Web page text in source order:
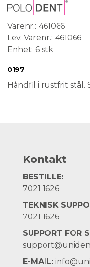
Varenr. 461066
Lev. Varenr. 461066
Enhet 6 stk
Medical Device
0197
Håndfil i rustfrit stål.
Kontakt
BESTILLE:
7021 1626
TEKNISK
7021 1626
SUPPORT FOR
E-MAIL: